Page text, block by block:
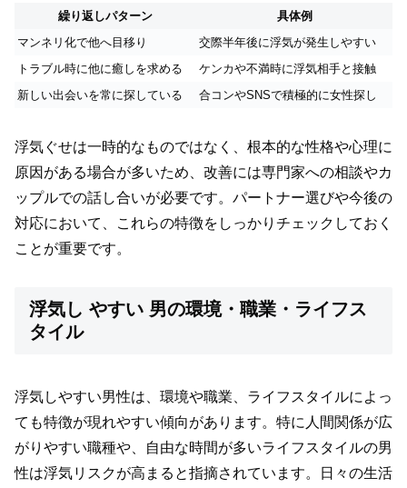
繰り返しパターン
具体例
マンネリ化で他へ目移り
交際半年後に浮気が発生しやすい
トラブル時に他に癒しを求める
ケンカや不満時に浮気相手と接触
新しい出会いを常に探している
合コンやSNSで積極的に女性探し
浮気ぐせは一時的なものではなく、根本的な性格や心理に
原因がある場合が多いため、改善には専門家への相談やカ
ップルでの話し合いが必要です。パートナー選びや今後の
対応において、これらの特徴をしっかりチェックしておく
ことが重要です。
浮気し やすい 男の環境・職業・ライフス
タイル
浮気しやすい男性は、環境や職業、ライフスタイルによっ
ても特徴が現れやすい傾向があります。特に人間関係が広
がりやすい職種や、自由な時間が多いライフスタイルの男
性は浮気リスクが高まると指摘されています。日々の生活